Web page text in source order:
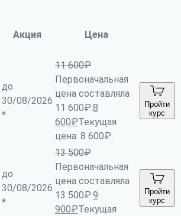
Акция Цена
до
30/08/2026
*
11 600₽
Первоначальная
цена составляла
11 600₽.8
600₽Текущая
цена: 8 600₽.
Пройти
курс
до
30/08/2026
*
13 500₽
Первоначальная
цена составляла
13 500₽.9
900₽Текущая
Пройти
курс